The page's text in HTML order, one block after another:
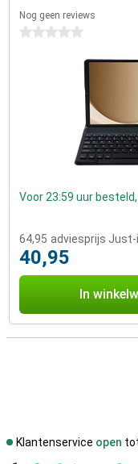
Nog geen reviews
0 sterren
Voor 23:59 uur
64,95 adviesprijs Just-
40,95
In
Klantenservice open